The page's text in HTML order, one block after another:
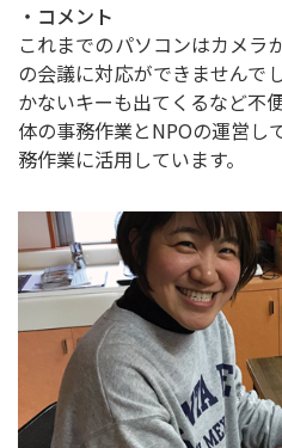
・コメント
これまでのパソコンはカメラ
の会議に対応ができませんで
かないキーも出てくるなど不
体の事務作業とNPOの運営し
務作業に活用しています。